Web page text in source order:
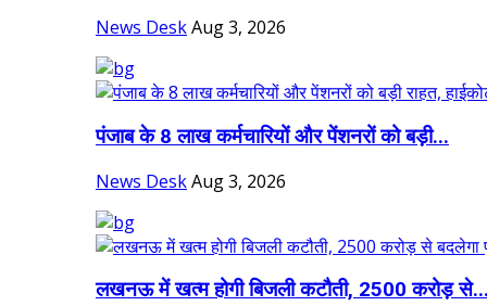
News DeskAug 3, 2026
पंजाब के 8 लाख कर्मचारियों और पेंशनरों को बड़ी...
News DeskAug 3, 2026
लखनऊ में खत्म होगी बिजली कटौती, 2500 करोड़